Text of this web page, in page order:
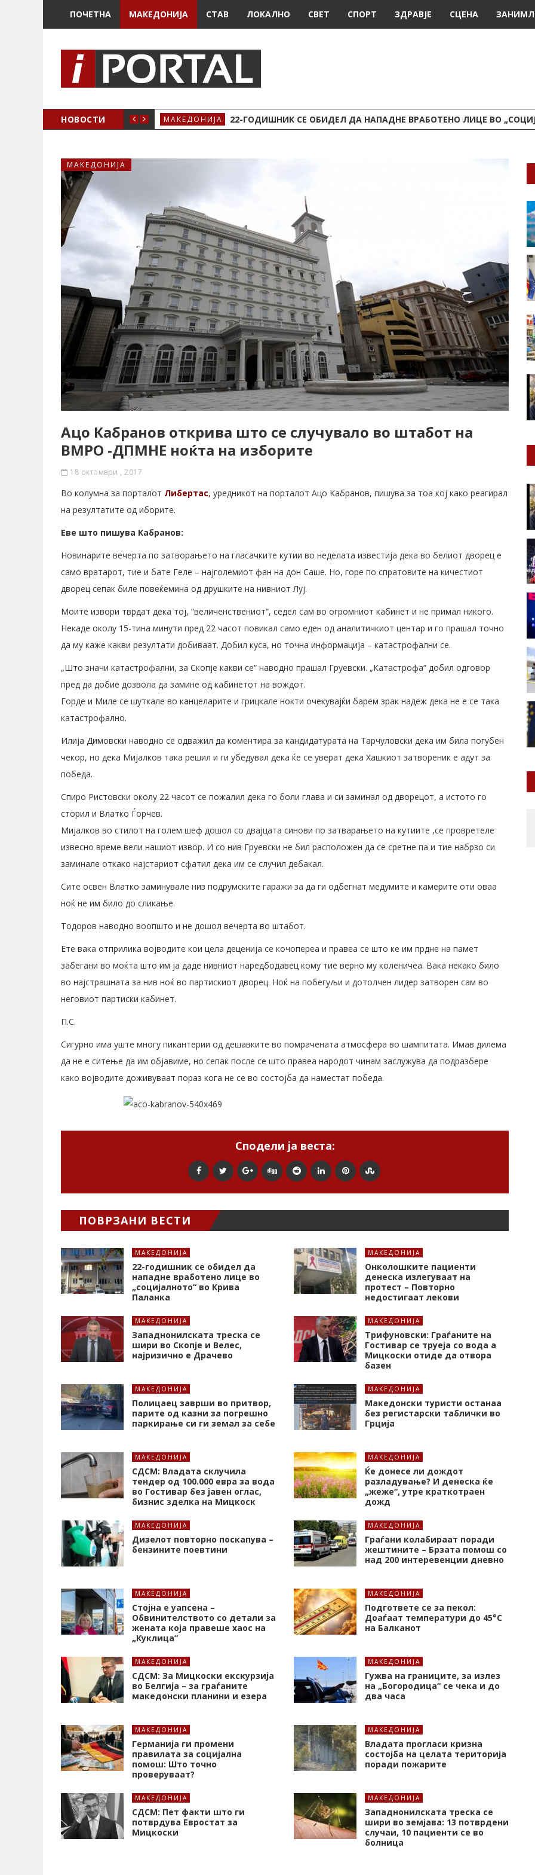
ПОЧЕТНА МАКЕДОНИЈА СТАВ ЛОКАЛНО СВЕТ СПОРТ ЗДРАВЈЕ СЦЕНА
НОВОСТИ
ЖЕНСКО ЗДРАВЈЕ ВО КРИВА ПАЛАНКА МАКЕДОНИЈА 22-ГОДИШНИК СЕ ОБИДЕЛ ДА НАПАДНЕ ВРАБОТЕНО ЛИЦЕ ВО
МАКЕДОНИЈА
Ацо Кабранов открива што се случувало во штабот на
ВМРО -ДПМНЕ ноќта на изборите
18 октомври , 2017
Во колумна за порталот Либертас, уредникот на порталот Ацо Кабранов, пишува за тоа кој како реагирал
на резултатите од иборите.
Еве што пишува Кабранов:
Новинарите вечерта по затворањето на гласачките кутии во неделата известија дека во белиот дворец е
само вратарот, тие и бате Геле – најголемиот фан на дон Саше. Но, горе по спратовите на кичестиот
дворец сепак биле повеќемина од друшките на нивниот Луј.
Моите извори тврдат дека тој, “величенствениот“, седел сам во огромниот кабинет и не примал никого.
Некаде околу 15-тина минути пред 22 часот повикал само еден од аналитичкиот центар и го прашал точно
да му каже какви резултати добиваат. Добил куса, но точна информација – катастрофални се.
„Што значи катастрофални, за Скопје какви се“ наводно прашал Груевски. „Катастрофа“ добил одговор
пред да добие дозвола да замине од кабинетот на вождот.
Горде и Миле се шуткале во канцеларите и грицкале нокти очекувајќи барем зрак надеж дека не е се така
катастрофално.
Илија Димовски наводно се одважил да коментира за кандидатурата на Тарчуловски дека им била погубен
чекор, но дека Мијалков така решил и ги убедувал дека ќе се уверат дека Хашкиот затвореник е адут за
победа.
Спиро Ристовски околу 22 часот се пожалил дека го боли глава и си заминал од дворецот, а истото го
сторил и Влатко Ѓорчев.
Мијалков во стилот на голем шеф дошол со двајцата синови по затварањето на кутиите ,се провретеле
извесно време вели нашиот извор. И со нив Груевски не бил расположен да се сретне па и тие набрзо си
заминале откако најстариот сфатил дека им се случил дебакал.
Сите освен Влатко заминувале низ подрумските гаражи за да ги одбегнат медумите и камерите оти оваа
ноќ не им било до сликање.
Тодоров наводно воопшто и не дошол вечерта во штабот.
Ете вака отприлика војводите кои цела деценија се кочопереа и правеа се што ке им прдне на памет
забегани во моќта што им ја даде нивниот наредбодавец кому тие верно му коленичеа. Вака некако било
во најстрашната за нив ноќ во партискиот дворец. Ноќ на побегуљи и дотолчен лидер затворен сам во
неговиот партиски кабинет.
П.С.
Сигурно има уште многу пикантерии од дешавките во помрачената атмосфера во шампитата. Имав дилема
да не е ситење да им објавиме, но сепак после се што правеа народот чинам заслужува да подразбере
како војводите доживуваат пораз кога не се во состојба да наместат победа.
Сподели ја веста:
ПОВРЗАНИ ВЕСТИ
МАКЕДОНИЈА
22-годишник се обидел да
нападне вработено лице во
„социјалното“ во Крива
Паланка
МАКЕДОНИЈА
Онколошките пациенти
денеска излегуваат на
протест – Повторно
недостигаат лекови
МАКЕДОНИЈА
Западнонилската треска се
шири во Скопје и Велес,
најризично е Драчево
МАКЕДОНИЈА
Трифуновски: Граѓаните на
Гостивар се труеја со вода а
Мицкоски отиде да отвора
базен
МАКЕДОНИЈА
Полицаец заврши во притвор,
парите од казни за погрешно
паркирање си ги земал за себе
МАКЕДОНИЈА
Македонски туристи останаа
без регистарски таблички во
Грција
МАКЕДОНИЈА
СДСМ: Владата склучила
тендер од 100.000 евра за вода
во Гостивар без јавен оглас,
бизнис зделка на Мицкоск
МАКЕДОНИЈА
Ќе донесе ли дождот
разладување? И денеска ќе
„жеже“, утре краткотраен
дожд
МАКЕДОНИЈА
Дизелот повторно поскапува –
бензините поевтини
МАКЕДОНИЈА
Граѓани колабираат поради
жештините – Брзата помош со
над 200 интеревенции дневно
МАКЕДОНИЈА
Стојна е уапсена –
Обвинителството со детали за
жената која правеше хаос на
„Куклица“
МАКЕДОНИЈА
Подгответе се за пекол:
Доаѓаат температури до 45°C
на Балканот
МАКЕДОНИЈА
СДСМ: За Мицкоски екскурзија
во Белгија – за граѓаните
македонски планини и езера
МАКЕДОНИЈА
Гужва на границите, за излез
на „Богородица“ се чека и до
два часа
МАКЕДОНИЈА
Германија ги промени
правилата за социјална
помош: Што точно
проверуваат?
МАКЕДОНИЈА
Владата прогласи кризна
состојба на целата територија
поради пожарите
МАКЕДОНИЈА
СДСМ: Пет факти што ги
потврдува Евростат за
Мицкоски
МАКЕДОНИЈА
Западнонилската треска се
шири во земјава: 13 потврдени
случаи, 10 пациенти се во
болница